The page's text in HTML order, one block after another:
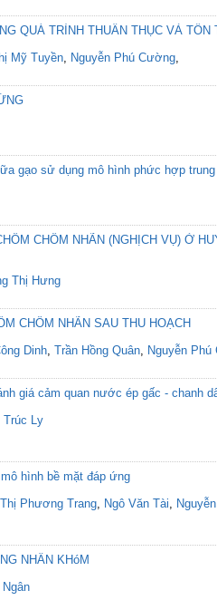
QUÁ TRÌNH THUẦN THỤC VÀ TỒN
Mỹ Tuyền, Nguyễn Phú Cường,
gạo sử dụng mô hình phức hợp
CHÔM NHÃN (NGHỊCH VỤ) Ở
Thị Hưng
CHÔM NHÃN SAU THU HOẠCH
Dinh, Trần Hồng Quân, Nguyễn Phú
giá cảm quan nước ép gấc - chanh
Trúc Ly
hình bề mặt đáp ứng
Phương Trang, Ngô Văn Tài,
NHÂN KHóM